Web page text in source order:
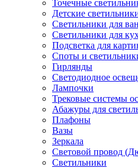
Точечные
Детские
Светильники для
Светильники для
Подсветка для
Споты и
Гирлянды
Светодиодное
Лампочки
Трековые системы
Абажуры для
Плафоны
Вазы
Зеркала
Световой провод
Светильники